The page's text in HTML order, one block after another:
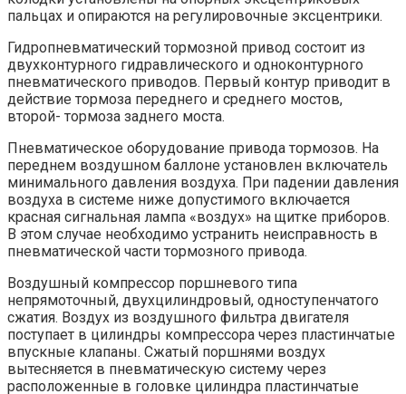
пальцах и опираются на регулировочные эксцентрики.
Гидропневматический тормозной привод состоит из
двухконтурного гидравлического и одноконтурного
пневматического приводов. Первый контур приводит в
действие тормоза переднего и среднего мостов,
второй- тормоза заднего моста.
Пневматическое оборудование привода тормозов. На
переднем воздушном баллоне установлен включатель
минимального давления воздуха. При падении давления
воздуха в системе ниже допустимого включается
красная сигнальная лампа «воздух» на щитке приборов.
В этом случае необходимо устранить неисправность в
пневматической части тормозного привода.
Воздушный компрессор поршневого типа
непрямоточный, двухцилиндровый, одноступенчатого
сжатия. Воздух из воздушного фильтра двигателя
поступает в цилиндры компрессора через пластинчатые
впускные клапаны. Сжатый поршнями воздух
вытесняется в пневматическую систему через
расположенные в головке цилиндра пластинчатые